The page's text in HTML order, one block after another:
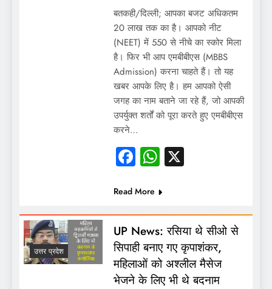
बतकही/दिल्ली; आपका बजट अधिकतम
20 लाख तक का है। आपको नीट
(NEET) में 550 से नीचे का स्कोर मिला
है। फिर भी आप एमबीबीएस (MBBS
Admission) करना चाहते हैं। तो यह
खबर आपके लिए है। हम आपको ऐसी
जगह का नाम बताने जा रहे हैं, जो आपकी
उपर्युक्त शर्तों को पूरा करते हुए एमबीबीएस
करने…
Facebook
WhatsApp
X
Read More
उत्तर प्रदेश
UP News: रसिया थे सीओ से
सिपाही बनाए गए कृपाशंकर,
महिलाओं को अश्लील मैसेज
भेजने के लिए भी थे बदनाम